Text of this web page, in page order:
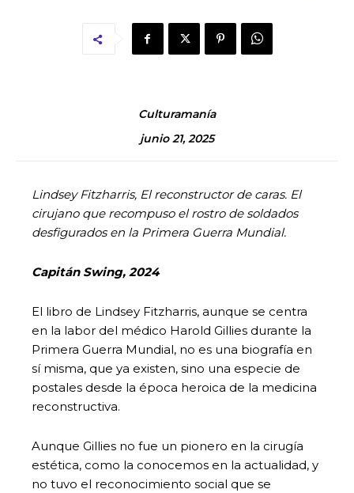
Culturamanía
junio 21, 2025
Lindsey Fitzharris, El reconstructor de caras. El
cirujano que recompuso el rostro de soldados
desfigurados en la Primera Guerra Mundial.
Capitán Swing, 2024
El libro de Lindsey Fitzharris, aunque se centra
en la labor del médico Harold Gillies durante la
Primera Guerra Mundial, no es una biografía en
sí misma, que ya existen, sino una especie de
postales desde la época heroica de la medicina
reconstructiva.
Aunque Gillies no fue un pionero en la cirugía
estética, como la conocemos en la actualidad, y
no tuvo el reconocimiento social que se